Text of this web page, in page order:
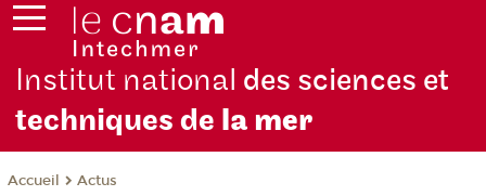
Institut national des sciences et
techniques de la mer
Accueil Actus